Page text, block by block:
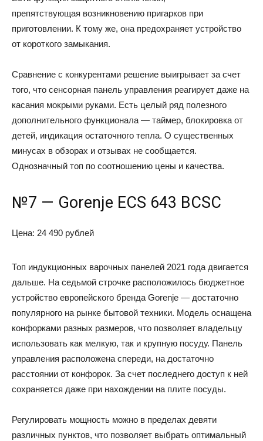
препятствующая возникновению пригарков при
приготовлении. К тому же, она предохраняет устройство
от короткого замыкания.
Сравнение с конкурентами решение выигрывает за счет
того, что сенсорная панель управления реагирует даже на
касания мокрыми руками. Есть целый ряд полезного
дополнительного функционала — таймер, блокировка от
детей, индикация остаточного тепла. О существенных
минусах в обзорах и отзывах не сообщается.
Однозначный топ по соотношению цены и качества.
№7 — Gorenje ECS 643 BCSC
Цена: 24 490 рублей
Топ индукционных варочных панелей 2021 года двигается
дальше. На седьмой строчке расположилось бюджетное
устройство европейского бренда Gorenje — достаточно
популярного на рынке бытовой техники. Модель оснащена
конфорками разных размеров, что позволяет владельцу
использовать как мелкую, так и крупную посуду. Панель
управления расположена спереди, на достаточно
расстоянии от конфорок. За счет последнего доступ к ней
сохраняется даже при нахождении на плите посуды.
Регулировать мощность можно в пределах девяти
различных пунктов, что позволяет выбрать оптимальный